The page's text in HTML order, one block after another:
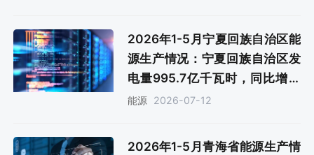
2026年1-5月宁夏回族自治区能
源生产情况：宁夏回族自治区发
电量995.7亿千瓦时，同比增长
2.4%
能源 2026-07-12
2026年1-5月青海省能源生产情